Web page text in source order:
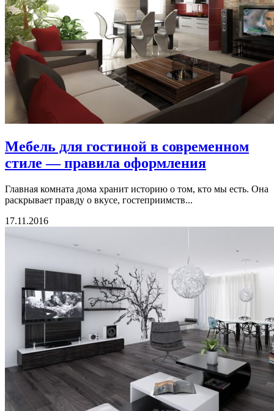
Мебель для гостиной в современном
стиле — правила оформления
Главная комната дома хранит историю о том, кто мы есть. Она
раскрывает правду о вкусе, гостеприимств...
17.11.2016